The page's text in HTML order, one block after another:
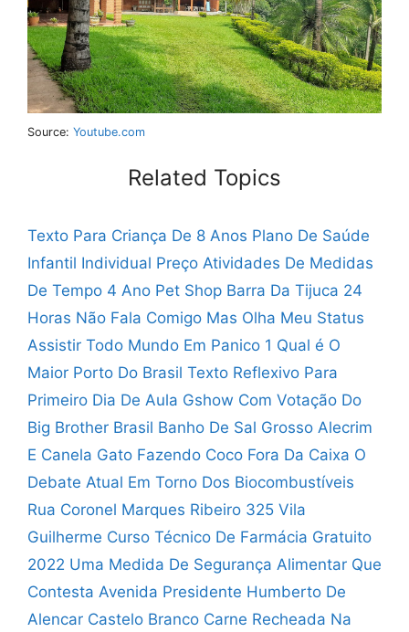
Source: Youtube.com
Related Topics
Texto Para Criança De 8 Anos Plano De Saúde
Infantil Individual Preço Atividades De Medidas
De Tempo 4 Ano Pet Shop Barra Da Tijuca 24
Horas Não Fala Comigo Mas Olha Meu Status
Assistir Todo Mundo Em Panico 1 Qual é O
Maior Porto Do Brasil Texto Reflexivo Para
Primeiro Dia De Aula Gshow Com Votação Do
Big Brother Brasil Banho De Sal Grosso Alecrim
E Canela Gato Fazendo Coco Fora Da Caixa O
Debate Atual Em Torno Dos Biocombustíveis
Rua Coronel Marques Ribeiro 325 Vila
Guilherme Curso Técnico De Farmácia Gratuito
2022 Uma Medida De Segurança Alimentar Que
Contesta Avenida Presidente Humberto De
Alencar Castelo Branco Carne Recheada Na